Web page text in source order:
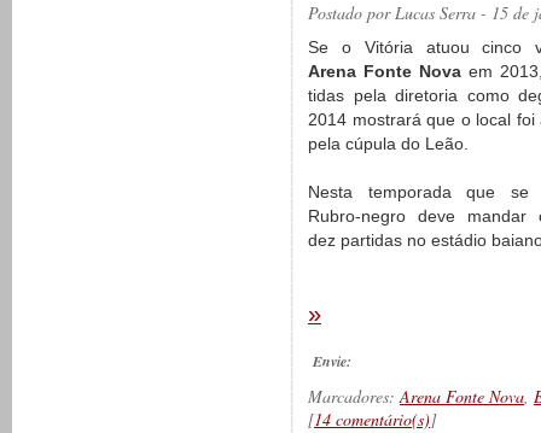
Postado porLucas Serra - 15 de
Se o Vitória atuou cinco
Arena Fonte Nova em
tidas pela diretoria como
2014 mostrará que o local foi
pela cúpula do Leão.
Nesta temporada que se
Rubro-negro deve mandar
dez partidas no estádio
»
Envie:
Marcadores:Arena Fonte Nova,
[14 comentário(s)]